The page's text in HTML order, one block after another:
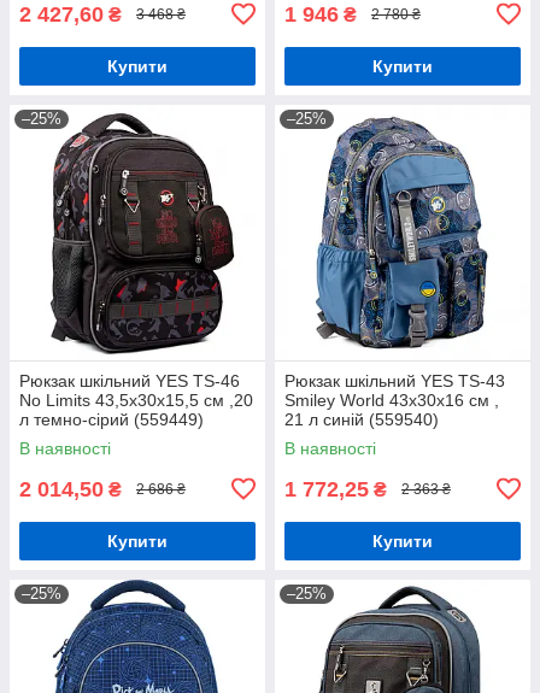
2 427,60 ₴ 3 468 ₴
Купити
1 946 ₴ 2 780 ₴
Купити
–25%
Рюкзак шкільний YES TS-46
No Limits 43,5x30x15,5 см ,20
л темно-сірий (559449)
В наявності
2 014,50 ₴ 2 686 ₴
Купити
–25%
Рюкзак шкільний YES TS-43
Smiley World 43x30x16 см ,
21 л синій (559540)
В наявності
1 772,25 ₴ 2 363 ₴
Купити
–25% –25%